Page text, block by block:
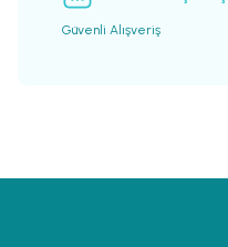
Güvenli Alışveriş